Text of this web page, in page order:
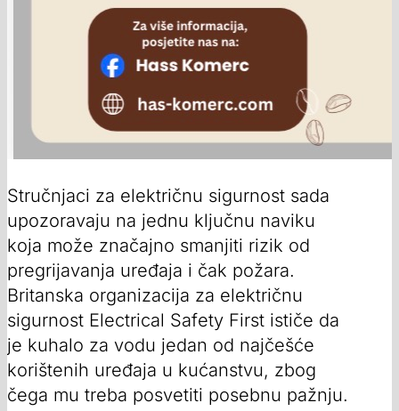
Stručnjaci za električnu sigurnost sada
upozoravaju na jednu ključnu naviku
koja može značajno smanjiti rizik od
pregrijavanja uređaja i čak požara.
Britanska organizacija za električnu
sigurnost Electrical Safety First ističe da
je kuhalo za vodu jedan od najčešće
korištenih uređaja u kućanstvu, zbog
čega mu treba posvetiti posebnu pažnju.